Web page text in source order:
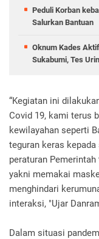
Peduli Korban
Salurkan Bantuan
Oknum Kades
Sukabumi, Tes
“Kegiatan ini
Covid 19, kami terus
kewilayahan seperti
teguran keras
peraturan
yakni memakai
menghindari
interaksi, "Ujar
Dalam situasi